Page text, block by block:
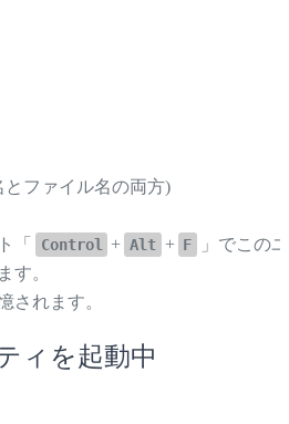
ファイル名の両方)
「 Control + Alt + F
」でこのユ
す。
されます。
ィを起動中